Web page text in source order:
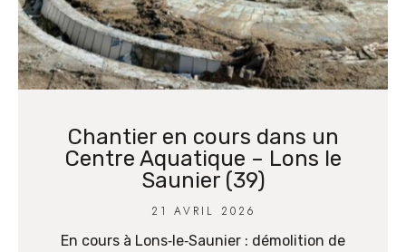
Chantier en cours dans un
Centre Aquatique – Lons le
Saunier (39)
21 AVRIL 2026
En cours à Lons‑le‑Saunier : démolition de